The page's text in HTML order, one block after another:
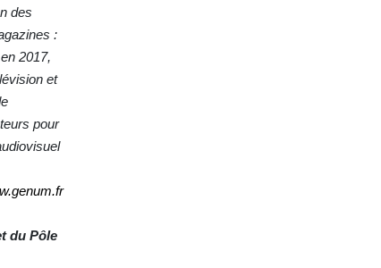
des
:
2017,
et
pour
du Pôle